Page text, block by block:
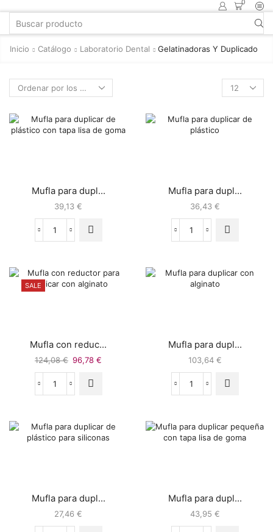
0
Inicio Catálogo Laboratorio Dental Gelatinadoras Y Duplicado
Mufla para dupl...
39,13 €
Mufla para dupl...
36,43 €
SALE
Mufla con reduc...
124,08€ 96,78 €
Mufla para dupl...
103,64 €
Mufla para dupl...
27,46 €
Mufla para dupl...
43,95 €